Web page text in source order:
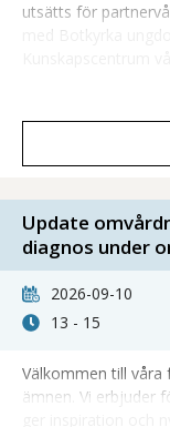
utsätts för
med Botkyrka
Update
diagnos under
2026-09-10
13 - 15
Välkommen till våra
ämnen. Vi erbjuder